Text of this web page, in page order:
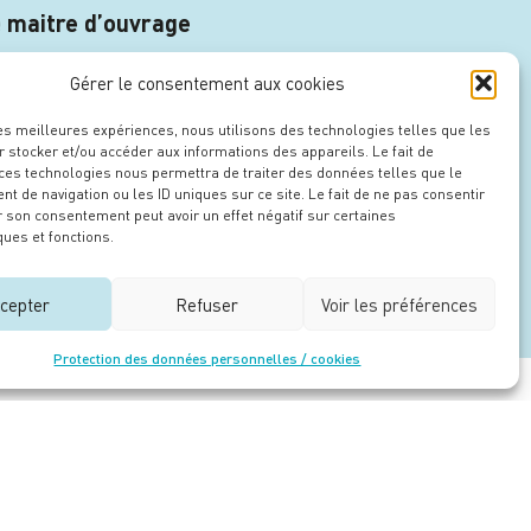
Gérer le consentement aux cookies
meilleures expériences, nous utilisons des technologies telles que les
stocker et/ou accéder aux informations des appareils. Le fait de
technologies nous permettra de traiter des données telles que le
de navigation ou les ID uniques sur ce site. Le fait de ne pas consentir
son consentement peut avoir un effet négatif sur certaines
et fonctions.
Refuser Voir les préférences
Protection des données personnelles / cookies
maitre d’ouvrage